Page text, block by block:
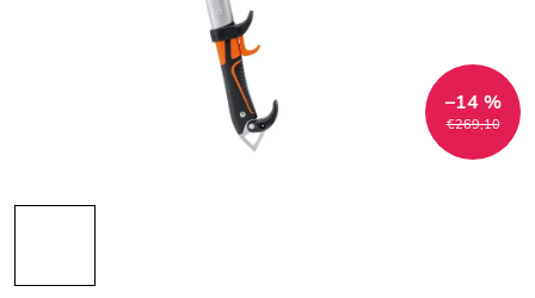
€269,10
–14 %